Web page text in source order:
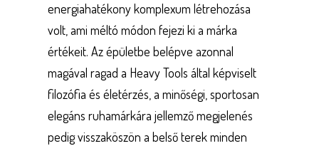
energiahatékony komplexum létrehozása
volt, ami méltó módon fejezi ki a márka
értékeit. Az épületbe belépve azonnal
magával ragad a Heavy Tools által képviselt
filozófia és életérzés, a minőségi, sportosan
elegáns ruhamárkára jellemző megjelenés
pedig visszaköszön a belső terek minden